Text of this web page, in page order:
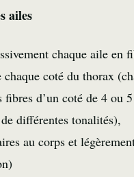
ailes
chaque aile en
chaque coté du thorax
fibres d’un coté de 4 ou
de différentes tonalités),
au corps et